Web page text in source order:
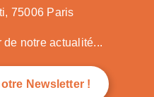
75006 Paris
de notre actualité...
Newsletter !